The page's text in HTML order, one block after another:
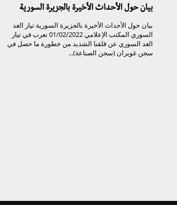
بيان حول الأحداث الأخيرة بالجزيرة السورية
بيان حول الأحداث الأخيرة بالجزيرة السورية تيار الغد
السوري المكتب الإعلامي 01/02/2022 نعرب في تيار
الغد السوري عن قلقنا الشديد من خطورة ما حصل في
سجن غويران (سجن الصناعة)...